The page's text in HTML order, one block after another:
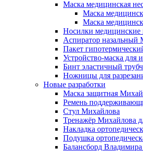
Маска медицинская
Маска
Маска
Носилки
Аспиратор назальный
Пакет
Устройство-маска
Бинт эластичный
Ножницы для
Новые разработки
Маска защитная
Ремень
Стул Михайлова
Тренажёр Михайлова
Накладка
Подушка
Балансборд